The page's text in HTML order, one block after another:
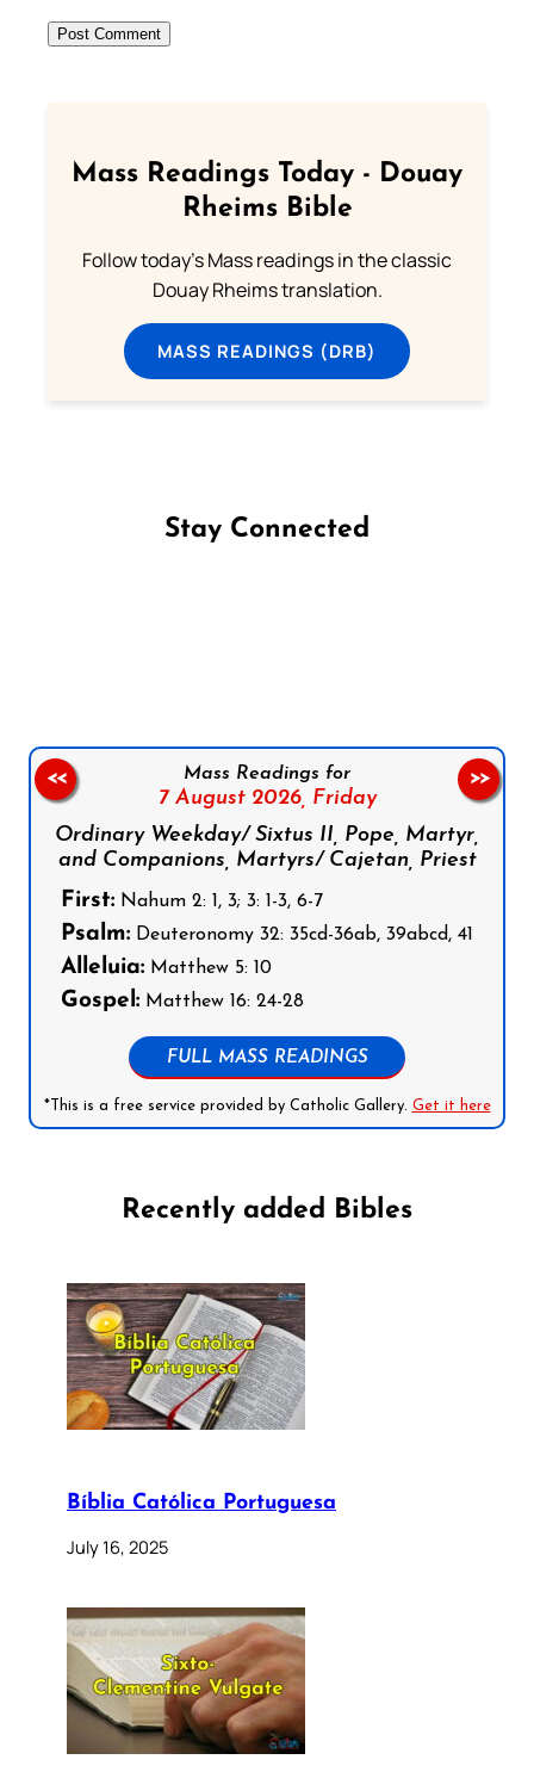
Mass Readings Today - Douay
Rheims Bible
Follow today's Mass readings in the classic
Douay Rheims translation.
MASS READINGS (DRB)
Stay Connected
Mass Readings for
7 August 2026, Friday
Ordinary Weekday/ Sixtus II, Pope, Martyr,
and Companions, Martyrs/ Cajetan, Priest
First: Nahum 2: 1, 3; 3: 1-3, 6-7
Psalm: Deuteronomy 32: 35cd-36ab, 39abcd, 41
Alleluia: Matthew 5: 10
Gospel: Matthew 16: 24-28
FULL MASS READINGS
*This is a free service provided by Catholic Gallery. Get it here
<< >>
Recently added Bibles
Bíblia Católica Portuguesa
July 16, 2025